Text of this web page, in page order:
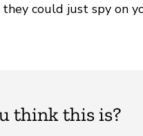
could just spy on
think this is?